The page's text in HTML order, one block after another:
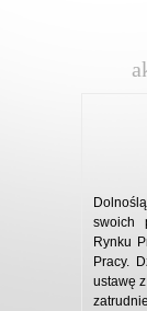
swoich
Rynku
Pracy.
ustawę